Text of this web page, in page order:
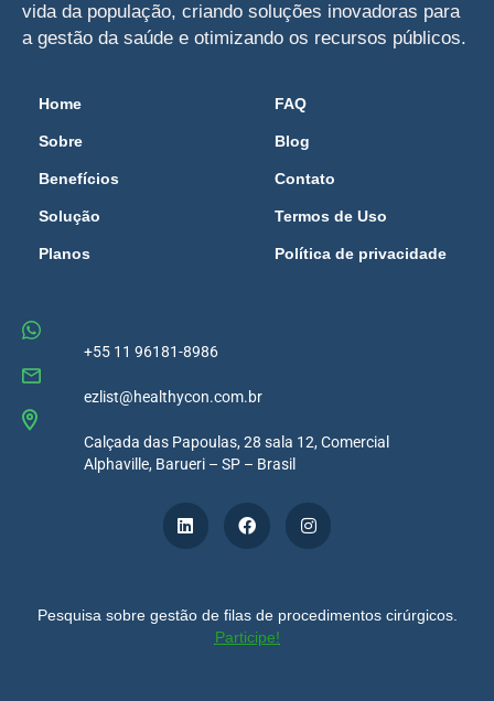
vida da população, criando soluções inovadoras para
a gestão da saúde e otimizando os recursos públicos.
Home
Sobre
Benefícios
Solução
Planos
FAQ
Blog
Contato
Termos de Uso
Política de privacidade
+55 11 96181-8986
ezlist@healthycon.com.br
Calçada das Papoulas, 28 sala 12, Comercial
Alphaville, Barueri – SP – Brasil
Pesquisa sobre gestão de filas de procedimentos cirúrgicos.
Participe!